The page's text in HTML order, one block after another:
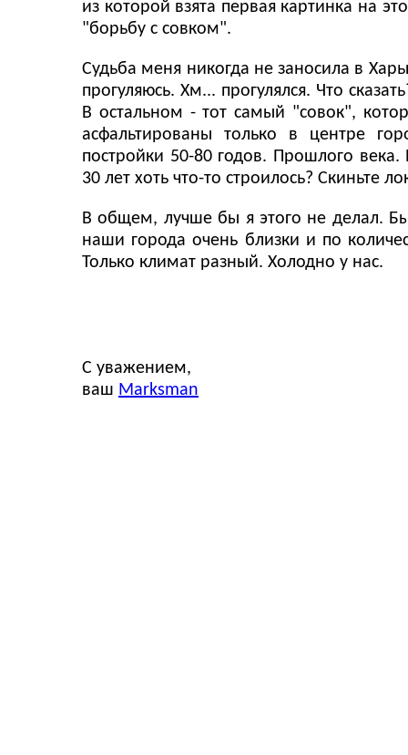
из которой взята первая картинка на
"борьбу с совком".
Судьба меня никогда не заносила в
прогуляюсь. Хм... прогулялся. Что
В остальном - тот самый "совок",
асфальтированы только в центре
постройки 50-80 годов. Прошлого
30 лет хоть что-то строилось? Скиньте
В общем, лучше бы я этого не делал.
наши города очень близки и по
Только климат разный. Холодно у нас.
С уважением,
ваш Marksman